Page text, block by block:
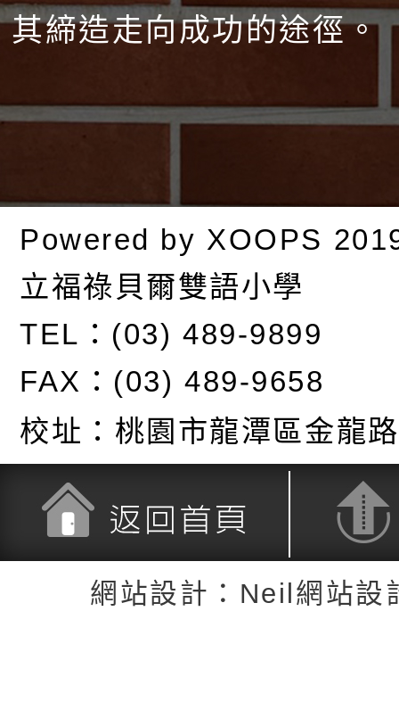
其締造走向成功的途徑。
Powered by XOOPS
立福祿貝爾雙語小學
TEL：(03) 489-9899
FAX：(03) 489-9658
校址： 桃園市龍潭區金龍
返回首頁 返回頂端
網站設計：Neil網站設